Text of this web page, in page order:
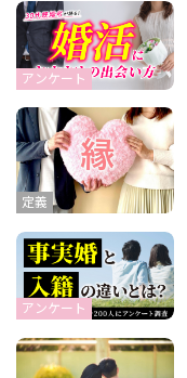
アンケート
定義
アンケート